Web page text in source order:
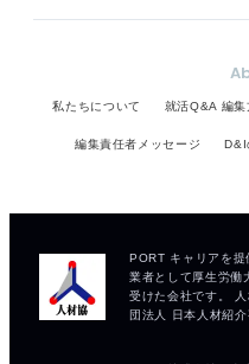
私たちについて 就活Q&A 編集
編集責任者メッセージ D&I